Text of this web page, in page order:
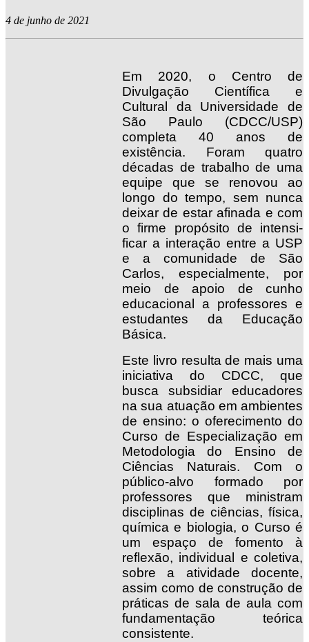
4 de junho de 2021
Em 2020, o Centro de
Divulgação Científica e
Cultural da Universidade de
São Paulo (CDCC/USP)
completa 40 anos de
existência. Foram quatro
décadas de trabalho de uma
equipe que se renovou ao
longo do tempo, sem nunca
deixar de estar a­finada e com
o ­firme propósito de intensi­
ficar a interação entre a USP
e a comunidade de São
Carlos, especialmente, por
meio de apoio de cunho
educacional a professores e
estudantes da Educação
Básica.
Este livro resulta de mais uma
iniciativa do CDCC, que
busca subsidiar educadores
na sua atuação em ambientes
de ensino: o oferecimento do
Curso de Especialização em
Metodologia do Ensino de
Ciências Naturais. Com o
público-alvo formado por
professores que ministram
disciplinas de ciências, física,
química e biologia, o Curso é
um espaço de fomento à
reflexão, individual e coletiva,
sobre a atividade docente,
assim como de construção de
práticas de sala de aula com
fundamentação teórica
consistente.